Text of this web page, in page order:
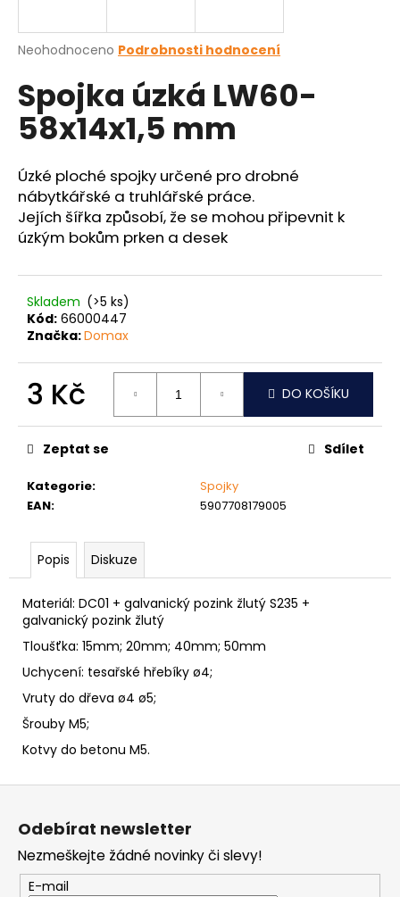
Průměrné
produktu
je
0,0
z
hvězdiček.
Neohodnoceno Podrobnosti hodnocení
Spojka úzká LW60-
58x14x1,5 mm
Úzké ploché spojky určené pro drobné
nábytkářské a truhlářské práce.
Jejích šířka způsobí, že se mohou připevnit k
úzkým bokům prken a desek
Skladem (>5 ks)
Kód: 66000447
Značka:Domax
3 Kč
cena:
DO KOŠÍKU
Kategorie:
Spojky
EAN: 5907708179005
Zeptat se Sdílet
Popis Diskuze
Materiál: DC01 + galvanický pozink žlutý S235 +
galvanický pozink žlutý
Tloušťka: 15mm; 20mm; 40mm; 50mm
Uchycení: tesařské hřebíky ø4;
Vruty do dřeva ø4 ø5;
Šrouby M5;
Kotvy do betonu M5.
j
t
?
HLEDAT
o
p
o
r
u
č
u
e
m
e
NÝT
TRHACÍ
S
VELKOU
HLAVOU
PRŮMĚR
NÝTU
AL/ST
1
Kč
Z
Odebírat newsletter
Nezmeškejte žádné novinky či slevy!
E-mail